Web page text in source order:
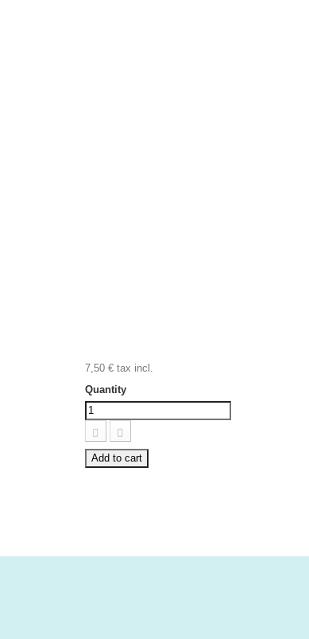
7,50 €tax incl.
Quantity
Add to cart